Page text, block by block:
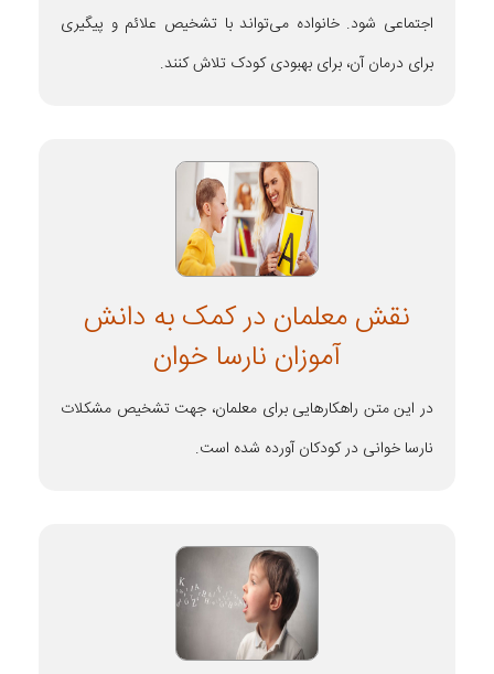
اجتماعی شود. خانواده می‌تواند با تشخیص علائم و پیگیری
برای درمان آن، برای بهبودی کودک تلاش کنند.
نقش معلمان در کمک به دانش
آموزان نارسا خوان
در این متن راهکارهایی برای معلمان، جهت تشخیص مشکلات
نارسا خوانی در کودکان آورده شده است.